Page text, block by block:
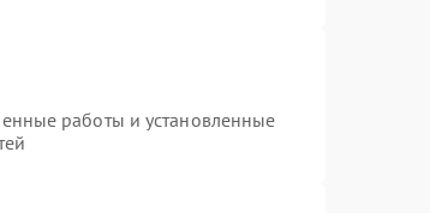
работы и установленные